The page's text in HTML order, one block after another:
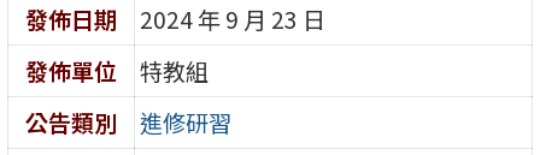
發佈日期
2024 年 9 月 23 日
發佈單位
特教組
公告類別
進修研習